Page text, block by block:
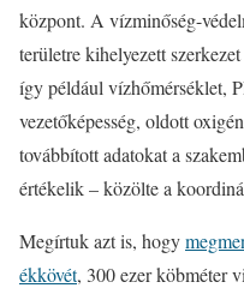
központ. A vízminőség-
területre kihelyezett
így például vízhőmérséklet,
vezetőképesség, oldott
továbbított adatokat a
értékelik – közölte a
Megírtuk azt is, hogy
ékkövét, 300 ezer köbméter